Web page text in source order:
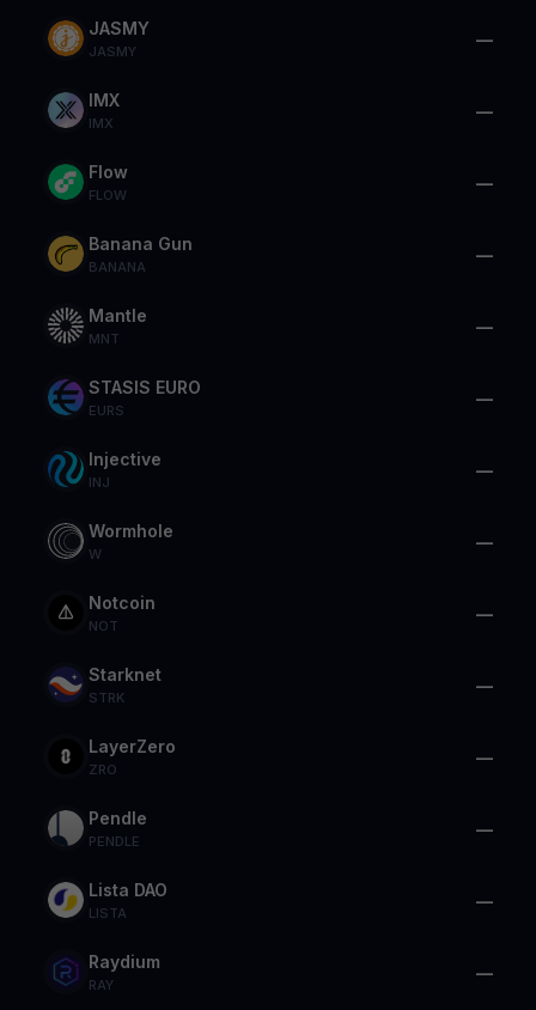
JASMY
JASMY
—
IMX
IMX
—
Flow
FLOW
—
Banana Gun
BANANA
—
Mantle
MNT
—
STASIS EURO
EURS
—
Injective
INJ
—
Wormhole
W
—
Notcoin
NOT
—
Starknet
STRK
—
LayerZero
ZRO
—
Pendle
PENDLE
—
Lista DAO
LISTA
—
Raydium
RAY
—